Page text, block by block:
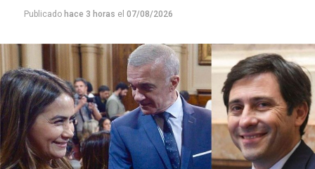
Publicado hace 3 horas el 07/08/2026